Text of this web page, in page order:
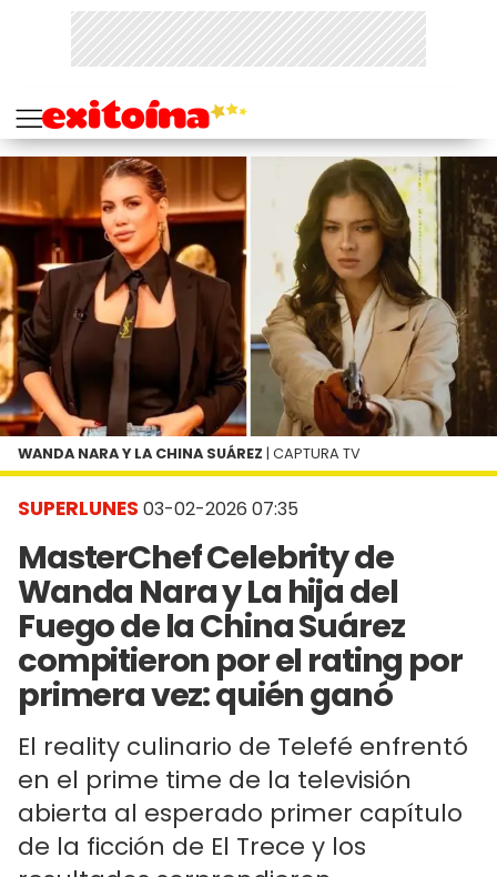
SUPERLUNES 03-02-2026 07:35
MasterChef Celebrity de
Wanda Nara y La hija del
Fuego de la China Suárez
compitieron por el rating por
primera vez: quién ganó
El reality culinario de Telefé enfrentó
en el prime time de la televisión
abierta al esperado primer capítulo
de la ficción de El Trece y los
WANDA NARA Y LA CHINA SUÁREZ | CAPTURA TV